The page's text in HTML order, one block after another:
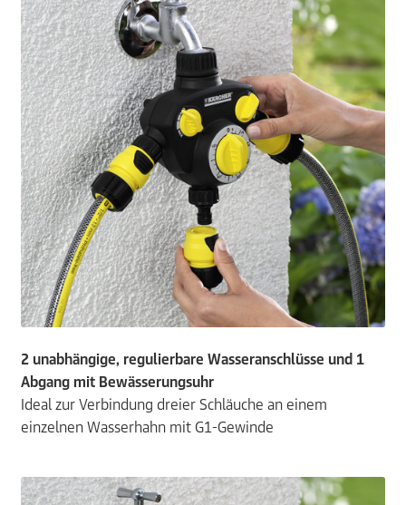
2 unabhängige, regulierbare Wasseranschlüsse und 1
Abgang mit Bewässerungsuhr
Ideal zur Verbindung dreier Schläuche an einem
einzelnen Wasserhahn mit G1-Gewinde